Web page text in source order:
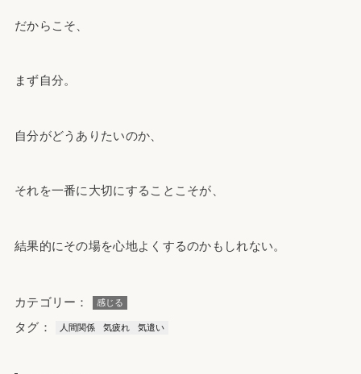
だからこそ、
まず自分。
自分がどうありたいのか、
それを一番に大切にすることこそが、
結果的にその場を心地よくするのかもしれない。
カテゴリー： 感じる
タグ： 人間関係 気疲れ 気遣い